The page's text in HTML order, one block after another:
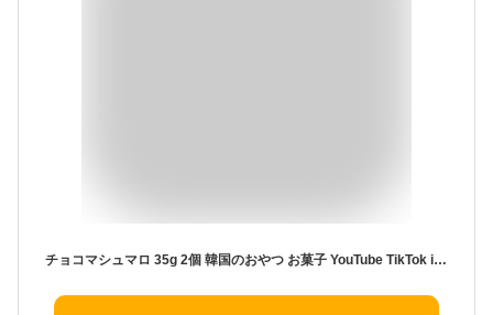
チョコマシュマロ 35g 2個 韓国のおやつ お菓子 YouTube TikTok instagram インスタ ユーチューブ ユーチューバー バズる バズリ インスタ映え